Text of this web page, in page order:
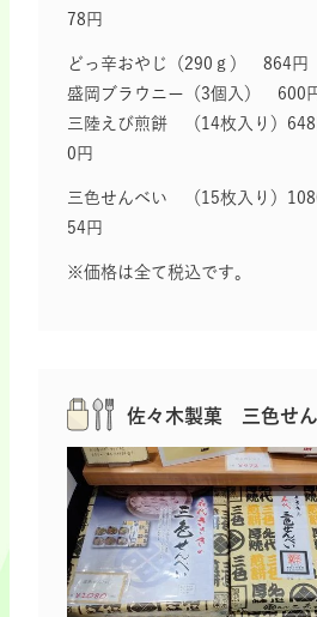
78円
どっ辛おやじ（290ｇ） 864円
盛岡ブラウニー（3個入） 600
三陸えび煎餅 （14枚入り）
0円
三色せんべい （15枚入り）
54円
※価格は全て税込です。
佐々木製菓 三色せ